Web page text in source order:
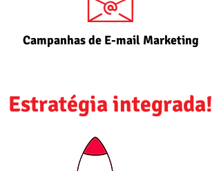
Campanhas de E-mail Marketing
Estratégia integrada!